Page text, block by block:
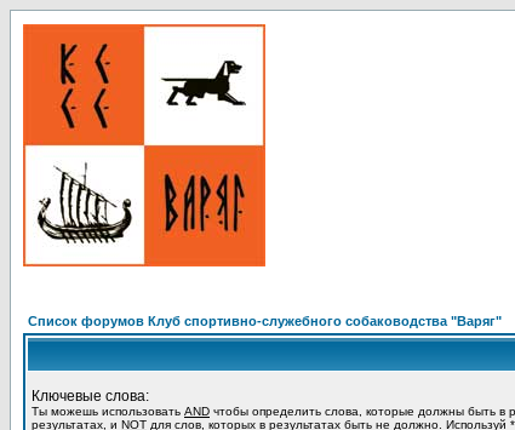
Список форумов Клуб спортивно-служебного собаководства "Варяг"
Ключевые слова:
Ты можешь использовать AND чтобы определить слова, которые должны быть в
результатах, и NOT для слов, которых в результатах быть не должно. Используй